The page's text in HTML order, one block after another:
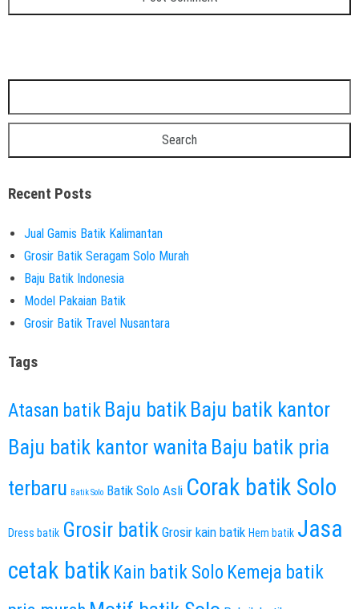
Recent Posts
Jual Gamis Batik Kalimantan
Grosir Batik Seragam Solo Murah
Baju Batik Indonesia
Model Pakaian Batik
Grosir Batik Travel Nusantara
Tags
Atasan batik Baju batik Baju batik kantor
Baju batik kantor wanita Baju batik pria
terbaru Batik Solo Batik Solo Asli Corak batik Solo
Dress batik Grosir batik Grosir kain batik Hem batik Jasa
cetak batik Kain batik Solo Kemeja batik